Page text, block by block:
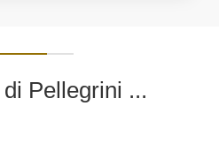
Pellegrini ...